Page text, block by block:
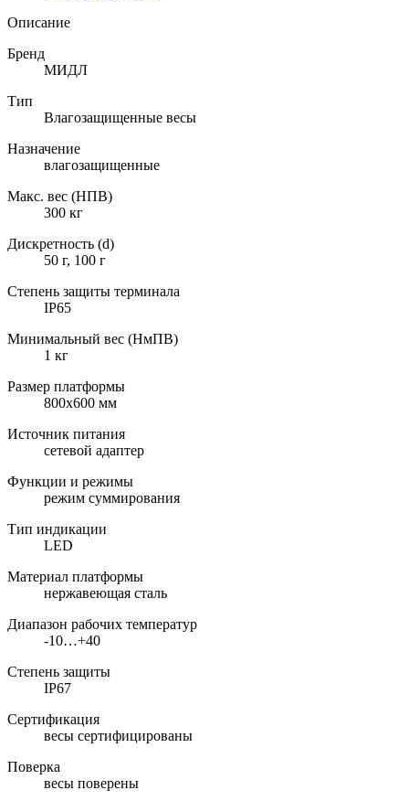
Описание
Бренд
МИДЛ
Тип
Влагозащищенные весы
Назначение
влагозащищенные
Макс. вес (НПВ)
300 кг
Дискретность (d)
50 г, 100 г
Степень защиты терминала
IP65
Минимальный вес (НмПВ)
1 кг
Размер платформы
800х600 мм
Источник питания
сетевой адаптер
Функции и режимы
режим суммирования
Тип индикации
LED
Материал платформы
нержавеющая сталь
Диапазон рабочих температур
-10…+40
Степень защиты
IP67
Сертификация
весы сертифицированы
Поверка
весы поверены